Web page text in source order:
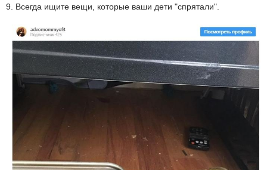
9. Всегда ищите вещи, которые ваши дети "спрятали".